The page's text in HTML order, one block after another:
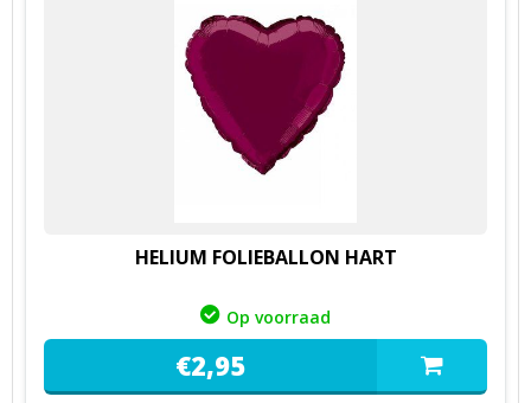
HELIUM FOLIEBALLON HART
Op voorraad
€2,95